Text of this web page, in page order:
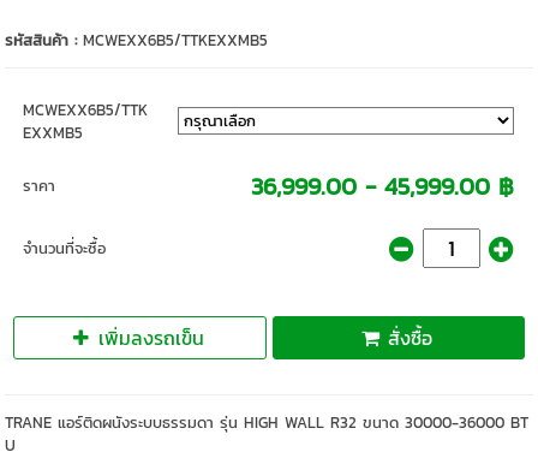
รหัสสินค้า :MCWEXX6B5/TTKEXXMB5
MCWEXX6B5/TTK
EXXMB5
ราคา 36,999.00 - 45,999.00 ฿
จำนวนที่จะซื้อ
เพิ่มลงรถเข็น สั่งซื้อ
TRANE แอร์ติดผนังระบบธรรมดา รุ่น HIGH WALL R32 ขนาด 30000-36000 BT
U